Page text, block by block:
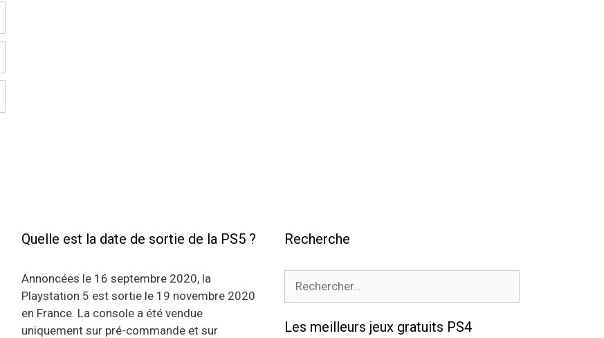
Quelle est la date de sortie de la PS5 ?
Annoncées le 16 septembre 2020, la
Playstation 5 est sortie le 19 novembre 2020
en France. La console a été vendue
uniquement sur pré-commande et sur
Recherche
Les meilleurs jeux gratuits PS4